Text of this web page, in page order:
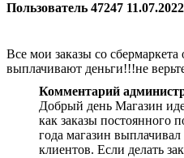
Пользователь 47247
Все мои заказы со
выплачивают деньги!!!не
Комментарий
Добрый день Магазин
как заказы постоянного
года магазин
клиентов. Если делать